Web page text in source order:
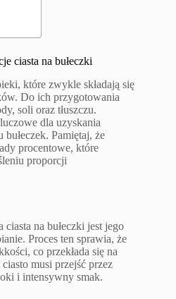
ciasta na bułeczki
które zwykle składają się
Do ich przygotowania
soli oraz tłuszczu.
dla uzyskania
bułeczek. Pamiętaj, że
procentowe, które
proporcji
na bułeczki jest jego
Proces ten sprawia, że
co przekłada się na
musi przejść przez
i intensywny smak.